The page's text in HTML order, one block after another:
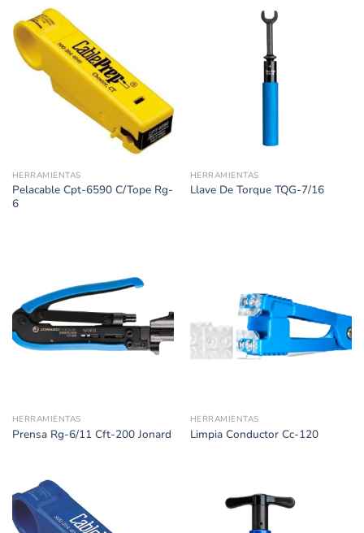
HERRAMIENTAS
Pelacable Cpt-6590 C/Tope Rg-
6
HERRAMIENTAS
Llave De Torque TQG-7/16
HERRAMIENTAS
Prensa Rg-6/11 Cft-200 Jonard
HERRAMIENTAS
Limpia Conductor Cc-120